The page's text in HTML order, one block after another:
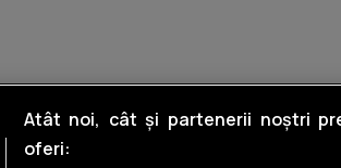
Case de vânzare în Târgu Jiu
Atât noi, cât și partenerii noștri
oferi: